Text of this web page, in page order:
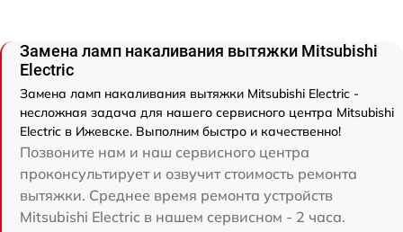
Замена ламп накаливания вытяжки Mitsubishi
Electric
Замена ламп накаливания вытяжки Mitsubishi Electric -
несложная задача для нашего сервисного центра Mitsubishi
Electric в Ижевске. Выполним быстро и качественно!
Позвоните нам и наш сервисного центра
проконсультирует и озвучит стоимость ремонта
вытяжки. Среднее время ремонта устройств
Mitsubishi Electric в нашем сервисном - 2 часа.